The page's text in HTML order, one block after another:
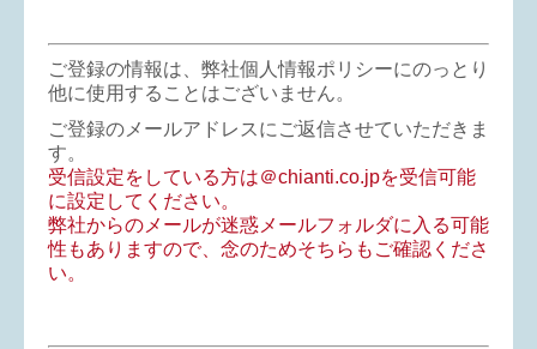
ご登録の情報は、弊社個人情報ポリシーにのっとり
他に使用することはございません。
ご登録のメールアドレスにご返信させていただきま
す。
受信設定をしている方は＠chianti.co.jpを受信可能
に設定してください。
弊社からのメールが迷惑メールフォルダに入る可能
性もありますので、念のためそちらもご確認くださ
い。